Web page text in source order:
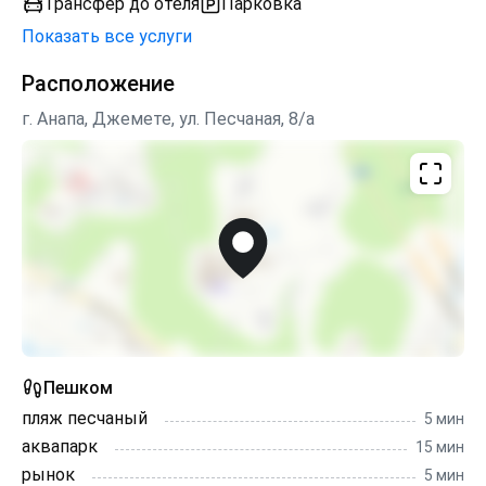
для отдыха. А для маленьких гостей имеется батут и
детская площадка.
Своих гостей мы встречаем в любое время дня и
ночи. Мы ждем всех, кто предпочитает комфортный
семейный отдых.
Показать все услуги
Расположение
г. Анапа, Джемете, ул. Песчаная, 8/а
Пешком
пляж песчаный
5 мин
аквапарк 15 мин
рынок 5 мин